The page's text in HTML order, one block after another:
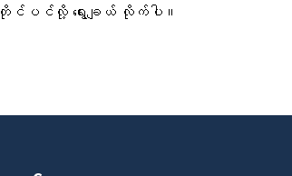
တိုင်ပင်လို့ ရွေးချယ် လိုက်ပါ။